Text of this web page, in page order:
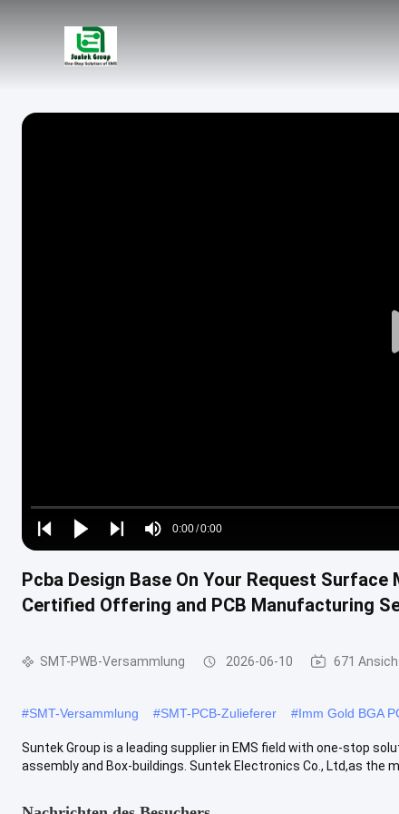
Play
Play
Play
Mute
Time
0:00/0:00
Loaded:
0%
Pcba Design Base On Your Request
Certified Offering and PCB Manufacturing
SMT-PWB-Versammlung 2026-06-10 671
#SMT-Versammlung #SMT-PCB-Zulieferer #Imm Gold BGA
Suntek Group is a leading supplier in EMS field with one-stop
assembly and Box-buildings. Suntek Electronics Co., Ltd,as the